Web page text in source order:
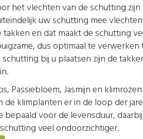
het vlechten van de schutting
uw schutting mee
en dat maakt de schutting
dus optimaal te
bij u plaatsen zijn de
Passiebloem, Jasmijn en
klimplanten er in de loop der
voor de levensduur,
veel ondoorzichtiger.